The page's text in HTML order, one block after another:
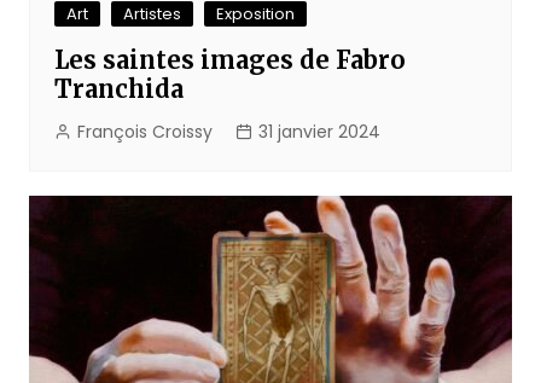
Art Artistes Exposition
Les saintes images de Fabro
Tranchida
François Croissy 31 janvier 2024